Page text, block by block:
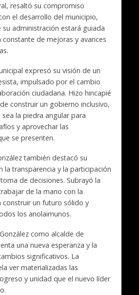
resaltó su compromiso
el desarrollo del municipio,
administración estará guiada
de mejoras y avances
expresó su visión de un
impulsado por el cambio
ciudadana. Hizo hincapié
construir un gobierno inclusivo,
la piedra angular para
y aprovechar las
se presenten.
también destacó su
la transparencia y la participación
de decisiones. Subrayó la
de la mano con la
construir un futuro sólido y
los anolaimunos.
como alcalde de
una nueva esperanza y la
significativos. La
ver materializadas las
y unidad que el nuevo líder